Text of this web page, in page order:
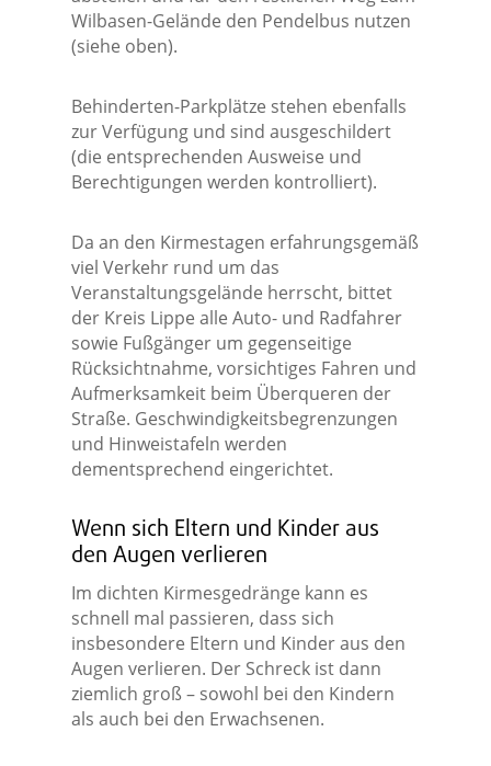
Wilbasen-Gelände den Pendelbus nutzen
(siehe oben).
Behinderten-Parkplätze stehen ebenfalls
zur Verfügung und sind ausgeschildert
(die entsprechenden Ausweise und
Berechtigungen werden kontrolliert).
Da an den Kirmestagen erfahrungsgemäß
viel Verkehr rund um das
Veranstaltungsgelände herrscht, bittet
der Kreis Lippe alle Auto- und Radfahrer
sowie Fußgänger um gegenseitige
Rücksichtnahme, vorsichtiges Fahren und
Aufmerksamkeit beim Überqueren der
Straße. Geschwindigkeitsbegrenzungen
und Hinweistafeln werden
dementsprechend eingerichtet.
Wenn sich Eltern und Kinder aus
den Augen verlieren
Im dichten Kirmesgedränge kann es
schnell mal passieren, dass sich
insbesondere Eltern und Kinder aus den
Augen verlieren. Der Schreck ist dann
ziemlich groß – sowohl bei den Kindern
als auch bei den Erwachsenen.